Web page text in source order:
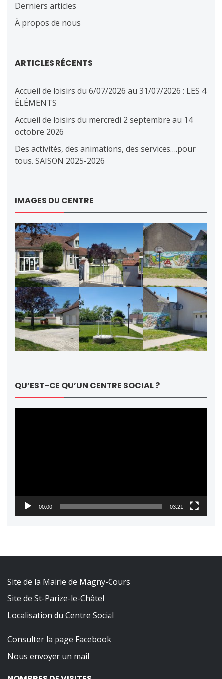
Derniers articles
À propos de nous
ARTICLES RÉCENTS
Accueil de loisirs du 6/07/2026 au 31/07/2026 : LES 4
ÉLÉMENTS
Accueil de loisirs du mercredi 2 septembre au 14
octobre 2026
Des activités, des animations, des services….pour
tous. SAISON 2025-2026
IMAGES DU CENTRE
QU’EST-CE QU’UN CENTRE SOCIAL ?
00:00 03:21
Site de la Mairie de Magny-Cours
Site de St-Parize-le-Châtel
Localisation du Centre Social
Consulter la page Facebook
Nous envoyer un mail